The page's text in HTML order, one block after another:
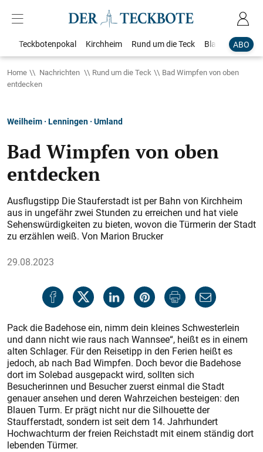
ABO
Teckbotenpokal Kirchheim Rund um die Teck Blaulicht
Home Nachrichten Rund um die Teck
Bad Wimpfen von oben
entdecken
Weilheim · Lenningen · Umland
Bad Wimpfen von oben
entdecken
Ausflugstipp Die Stauferstadt ist per Bahn von Kirchheim
aus in ungefähr zwei Stunden zu erreichen und hat viele
Sehenswürdigkeiten zu bieten, wovon die Türmerin der Stadt
zu erzählen weiß. Von Marion Brucker
29.08.2023
Pack die Badehose ein, nimm dein kleines Schwesterlein
und dann nicht wie raus nach Wannsee“, heißt es in einem
alten Schlager. Für den Reisetipp in den Ferien heißt es
jedoch, ab nach Bad Wimpfen. Doch bevor die Badehose
dort im Solebad ausgepackt wird, sollten sich
Besucherinnen und Besucher zuerst einmal die Stadt
genauer ansehen und deren Wahrzeichen besteigen: den
Blauen Turm. Er prägt nicht nur die Silhouette der
Staufferstadt, sondern ist seit dem 14. Jahrhundert
Hochwachturm der freien Reichstadt mit einem ständig dort
lebenden Türmer.